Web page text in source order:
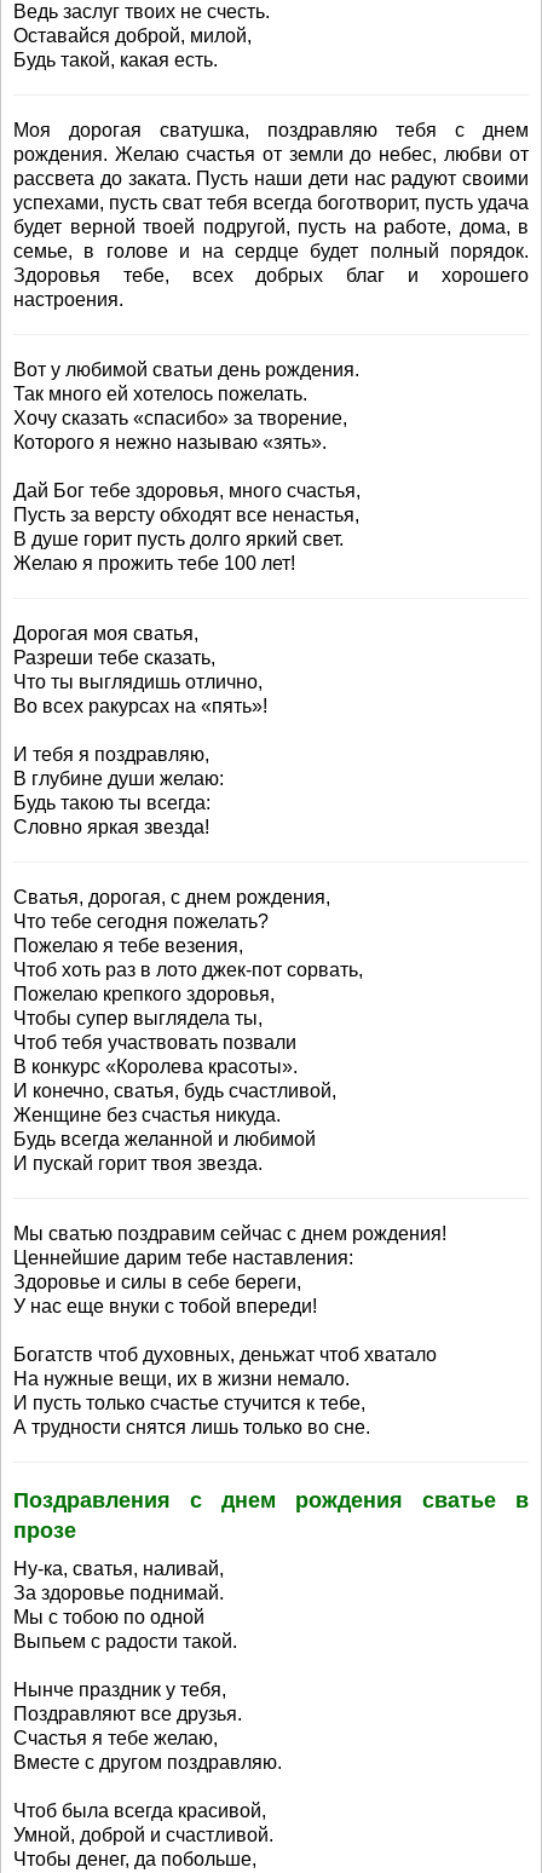
Ведь заслуг твоих не счесть.
Оставайся доброй, милой,
Будь такой, какая есть.
Моя дорогая сватушка, поздравляю тебя с днем
рождения. Желаю счастья от земли до небес, любви от
рассвета до заката. Пусть наши дети нас радуют своими
успехами, пусть сват тебя всегда боготворит, пусть удача
будет верной твоей подругой, пусть на работе, дома, в
семье, в голове и на сердце будет полный порядок.
Здоровья тебе, всех добрых благ и хорошего
настроения.
Вот у любимой сватьи день рождения.
Так много ей хотелось пожелать.
Хочу сказать «спасибо» за творение,
Которого я нежно называю «зять».
Дай Бог тебе здоровья, много счастья,
Пусть за версту обходят все ненастья,
В душе горит пусть долго яркий свет.
Желаю я прожить тебе 100 лет!
Дорогая моя сватья,
Разреши тебе сказать,
Что ты выглядишь отлично,
Во всех ракурсах на «пять»!
И тебя я поздравляю,
В глубине души желаю:
Будь такою ты всегда:
Словно яркая звезда!
Сватья, дорогая, с днем рождения,
Что тебе сегодня пожелать?
Пожелаю я тебе везения,
Чтоб хоть раз в лото джек-пот сорвать,
Пожелаю крепкого здоровья,
Чтобы супер выглядела ты,
Чтоб тебя участвовать позвали
В конкурс «Королева красоты».
И конечно, сватья, будь счастливой,
Женщине без счастья никуда.
Будь всегда желанной и любимой
И пускай горит твоя звезда.
Мы сватью поздравим сейчас с днем рождения!
Ценнейшие дарим тебе наставления:
Здоровье и силы в себе береги,
У нас еще внуки с тобой впереди!
Богатств чтоб духовных, деньжат чтоб хватало
На нужные вещи, их в жизни немало.
И пусть только счастье стучится к тебе,
А трудности снятся лишь только во сне.
Поздравления с днем рождения сватье в
прозе
Ну-ка, сватья, наливай,
За здоровье поднимай.
Мы с тобою по одной
Выпьем с радости такой.
Нынче праздник у тебя,
Поздравляют все друзья.
Счастья я тебе желаю,
Вместе с другом поздравляю.
Чтоб была всегда красивой,
Умной, доброй и счастливой.
Чтобы денег, да побольше,